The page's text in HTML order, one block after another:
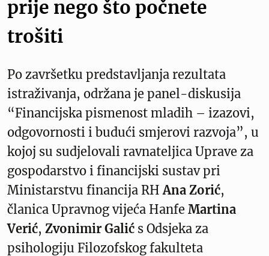
prije nego što počnete
trošiti
Po završetku predstavljanja rezultata
istraživanja, održana je panel-diskusija
“Financijska pismenost mladih – izazovi,
odgovornosti i budući smjerovi razvoja”, u
kojoj su sudjelovali ravnateljica Uprave za
gospodarstvo i financijski sustav pri
Ministarstvu financija RHAna Zorić,
članica Upravnog vijeća Hanfe Martina
Verić, Zvonimir Galić s Odsjeka za
psihologiju Filozofskog fakulteta